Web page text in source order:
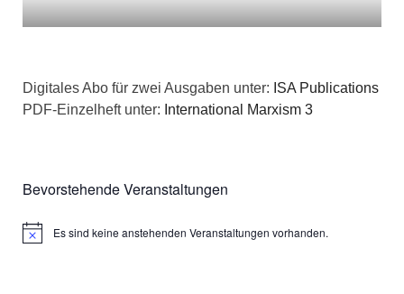
Digitales Abo für zwei Ausgaben unter: ISA Publications
PDF-Einzelheft unter: International Marxism 3
Bevorstehende Veranstaltungen
HinweisEs sind keine anstehenden Veranstaltungen vorhanden.